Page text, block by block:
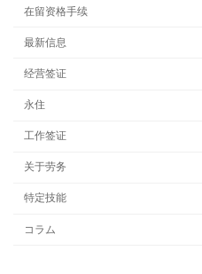
在留资格手续
最新信息
经营签证
永住
工作签证
关于劳务
特定技能
コラム